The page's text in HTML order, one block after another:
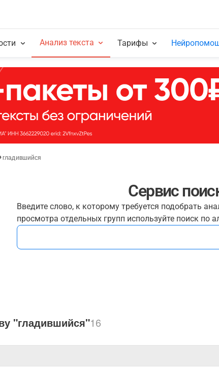
Анализ текста Тарифы
гладившийся
Сервис
Введите слово, к которому требуется подобрать
просмотра отдельных групп используйте поиск по
"гладившийся"16